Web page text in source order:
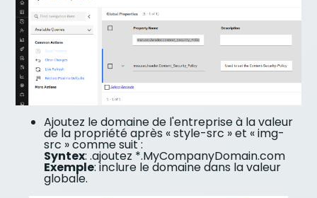
Ajoutez le domaine de l'entreprise à la valeur
de la propriété après « style-src » et « img-
src » comme suit :
Syntex: .ajoutez *.MyCompanyDomain.com
Exemple: inclure le domaine dans la valeur
globale.